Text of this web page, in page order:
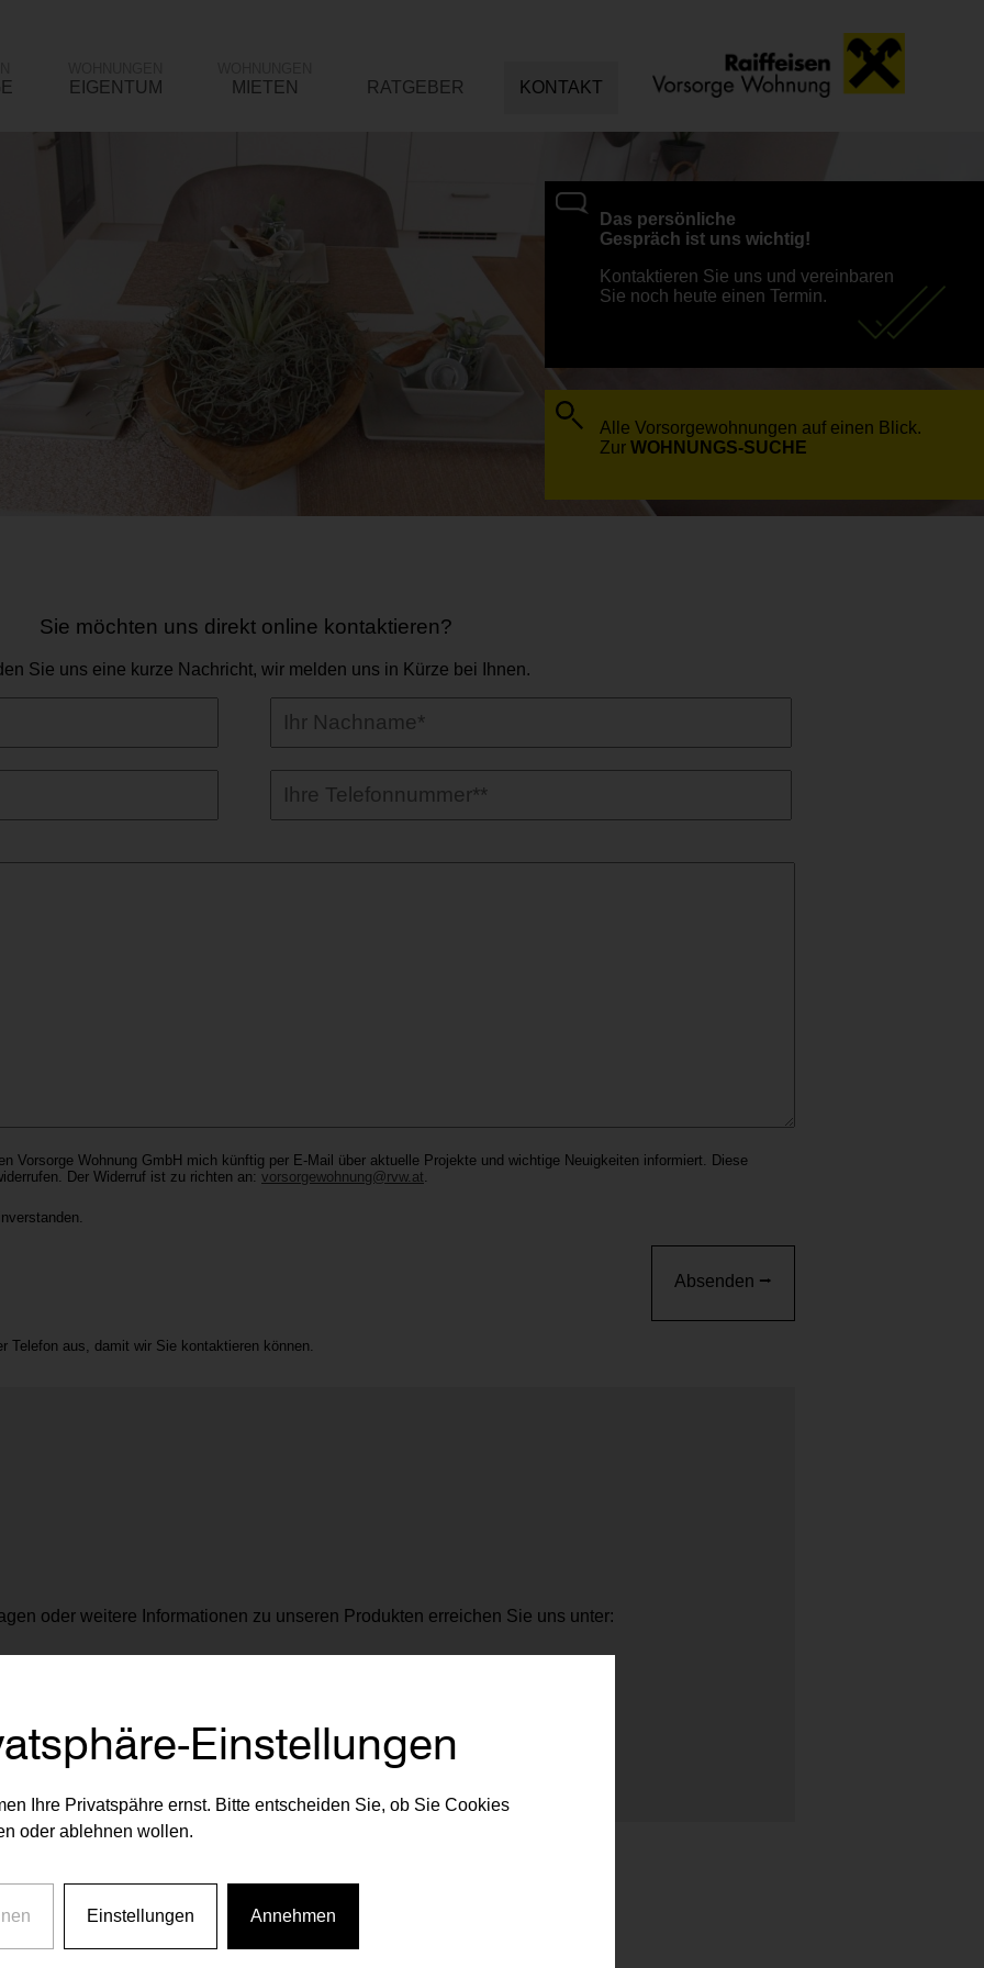
Das persönliche
Gespräch ist uns wichtig!
Kontaktieren Sie uns und vereinbaren
Sie noch heute einen Termin.
Alle Vorsorgewohnungen auf einen Blick.
Zur WOHNUNGS-SUCHE
EIGENTUM MIETEN RATGEBER KONTAKT
Sie möchten uns direkt online kontaktieren?
Sie uns eine kurze Nachricht, wir melden uns in Kürze bei Ihnen.
Vorsorge Wohnung GmbH mich künftig per E-Mail über aktuelle Projekte und wichtige Neuigkeiten informiert. Diese
Der Widerruf ist zu richten an: vorsorgewohnung@rvw.at
Telefon aus, damit wir Sie kontaktieren können.
oder weitere Informationen zu unseren Produkten erreichen Sie uns unter:
Einstellungen
Ihre Privatspähre ernst. Bitte entscheiden Sie, ob Sie Cookies
oder ablehnen wollen.
Einstellungen Annehmen